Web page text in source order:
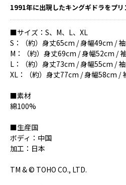
1991年に出現したキングギドラをプ
■サイズ：S、M、L、XL
S：（約）身丈65cm / 身幅49cm /
M：（約）身丈69cm / 身幅52cm /
L：（約）身丈73cm / 身幅55cm /
XL：（約）身丈77cm / 身幅58cm /
■素材
綿100%
■生産国
ボディ：中国
加工：日本
TM & © TOHO CO., LTD.